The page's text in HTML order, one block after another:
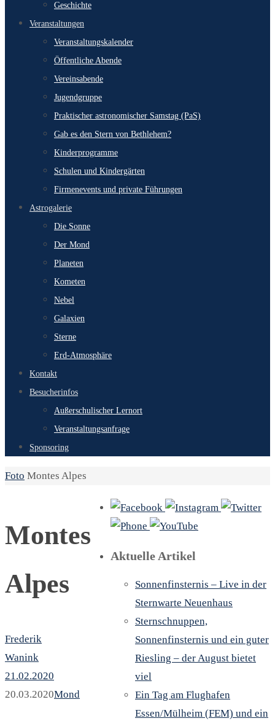
Geschichte
Veranstaltungen
Veranstaltungskalender
Öffentliche Abende
Vereinsabende
Jugendgruppe
Praktischer astronomischer Samstag (PaS)
Gab es den Stern von Bethlehem?
Kinderprogramme
Schulen und Kindergärten
Firmenevents und private Führungen
Astrogalerie
Die Sonne
Der Mond
Planeten
Kometen
Nebel
Galaxien
Sterne
Erd-Atmosphäre
Kontakt
Besucherinfos
Außerschulischer Lernort
Veranstaltungsanfrage
Sponsoring
Start
Foto Montes Alpes
Montes
Alpes
Frederik
Wanink
21.02.2020
20.03.2020Mond
Aktuelle Artikel
Sonnenfinsternis – Live in der
Sternwarte Neuenhaus
Sternschnuppen,
Sonnenfinsternis und ein guter
Riesling – der August bietet
viel
Ein Tag am Flughafen
Essen/Mülheim (FEM) und ein